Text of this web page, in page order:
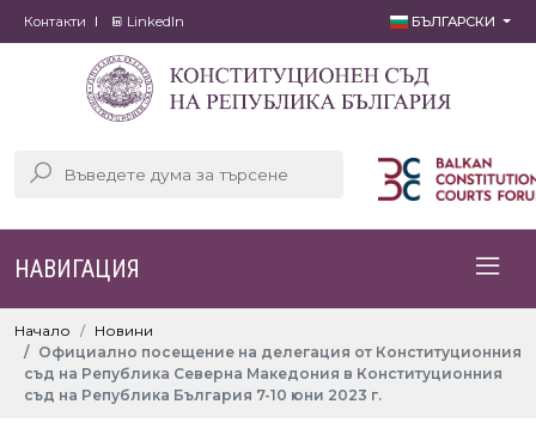
Контакти LinkedIn БЪЛГАРСКИ
НАВИГАЦИЯ
Начало
Новини
Официално посещение на делегация от Конституционния
съд на Република Северна Македония в Конституционния
съд на Република България 7-10 юни 2023 г.